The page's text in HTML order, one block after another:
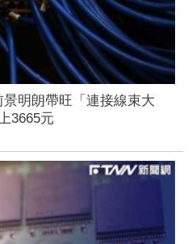
明朗帶旺「連接線束大
3665元